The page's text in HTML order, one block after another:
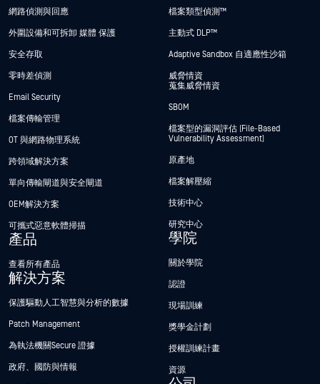
網路偵測與回應
外圍設備和可拆卸 媒體 保護
安全存取
零時差偵測
Email Security
檔案傳輸管理
OT 與網路物理系統
跨領域解決方案
單向傳輸閘道與安全閘道
OEM解決方案
可攜式惡意軟體掃描
產品
查看所有產品
解決方案
保護驅動人工智慧與分析的數據
Patch Management
為執法機關Secure 證據
政府、國防與情報
檔案類型偵測™
主動式 DLP™
Adaptive Sandbox 自適應性沙箱
威脅情資
蒐集威脅情資
SBOM
檔案型的漏洞評估 (File-Based
Vulnerability Assessment)
原產地
檔案解壓縮
技術中心
研究中心
學院
關於學院
認證
現場訓練
獎學金計劃
授權訓練計畫
資源